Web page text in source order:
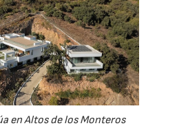
en Altos de los Monteros